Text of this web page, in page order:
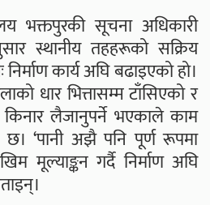
भक्तपुरकी सूचना अधिकारी
स्थानीय तहहरूको सक्रिय
कार्य अघि बढाइएको हो।
धार भित्तासम्म टाँसिएको र
लैजानुपर्ने भएकाले काम
‘पानी अझै पनि पूर्ण रूपमा
मूल्याङ्कन गर्दै निर्माण अघि